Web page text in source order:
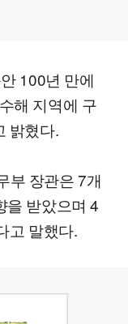
100년 만에
해 지역에 구
밝혔다.
부 장관은 7개
을 받았으며 4
고 말했다.